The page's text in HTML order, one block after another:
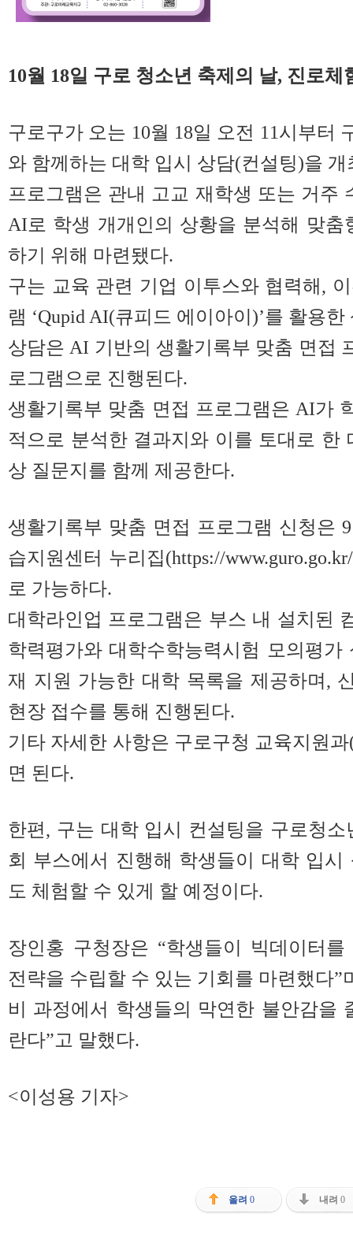
10월 18일 구로 청소년 축제의 날, 진로
구로구가 오는 10월 18일 오전 11시부터
와 함께하는 대학 입시 상담(컨설팅)을 개
프로그램은 관내 고교 재학생 또는 거주
AI로 학생 개개인의 상황을 분석해 맞
하기 위해 마련됐다.
구는 교육 관련 기업 이투스와 협력해,
램 ‘Qupid AI(큐피드 에이아이)’를 활용
상담은 AI 기반의 생활기록부 맞춤 면접
로그램으로 진행된다.
생활기록부 맞춤 면접 프로그램은 AI가
적으로 분석한 결과지와 이를 토대로 한
상 질문지를 함께 제공한다.
생활기록부 맞춤 면접 프로그램 신청은
습지원센터 누리집(https://
로 가능하다.
대학라인업 프로그램은 부스 내 설치된
학력평가와 대학수학능력시험 모의평
재 지원 가능한 대학 목록을 제공하며,
현장 접수를 통해 진행된다.
기타 자세한 사항은 구로구청 교육지원
면 된다.
한편, 구는 대학 입시 컨설팅을 구로청
회 부스에서 진행해 학생들이 대학 입
도 체험할 수 있게 할 예정이다.
장인홍 구청장은 “학생들이 빅데이터
전략을 수립할 수 있는 기회를 마련했다”
비 과정에서 학생들의 막연한 불안감을
란다”고 말했다.
<이성용 기자>
올려 0 내려 0